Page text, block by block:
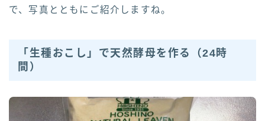
で、写真とともにご紹介しますね。
「生種おこし」で天然酵母を作る（24時
間）